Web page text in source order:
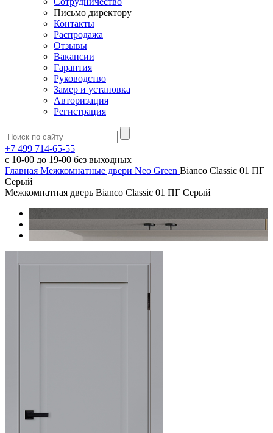
Письмо директору
Контакты
Распродажа
Отзывы
Вакансии
Гарантия
Руководство
Замер и установка
Авторизация
Регистрация
+7 499 714-65-55
с 10-00 до 19-00 без выходных
Главная Межкомнатные двери Neo Green Bianco Classic 01 ПГ
Серый
Межкомнатная дверь Bianco Classic 01 ПГ Серый